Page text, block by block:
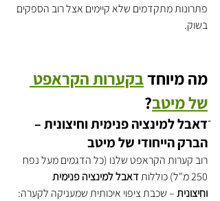
פתרונות מתקדמים שלא קיימים אצל רוב הספקים
בשוק.
מה מיוחד בקערות הקראפט
של מיטב?
ֿדאבל למינציה פנימית וחיצונית –
הברק הייחודי של מיטב
רוב קערות הקראפט שלנו (כל הדגמים מעל נפח
250 מ"ל) כוללות
דאבל למינציה פנימית
וחיצונית – שכבת ציפוי איכותית שמעניקה לקערה: